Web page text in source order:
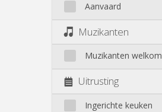
Aanvaard
Muzikanten
Muzikanten welkom
Uitrusting
Ingerichte keuken